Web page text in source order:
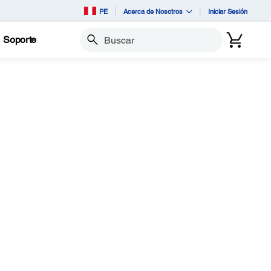
PE Acerca de Nosotros Iniciar Sesión
Soporte Buscar